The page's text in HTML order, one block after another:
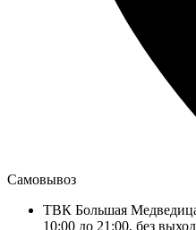
Самовывоз
ТВК Большая
10:00 до 21:00, без